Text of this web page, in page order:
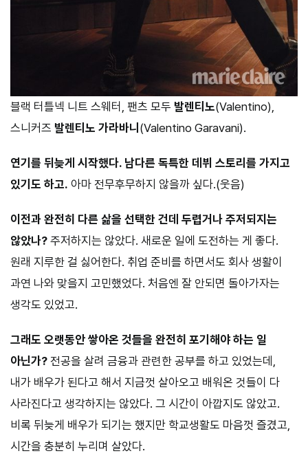
블랙 터틀넥 니트 스웨터, 팬츠 모두 발렌티노(Valentino),
스니커즈 발렌티노 가라바니 (Valentino Garavani).
연기를 뒤늦게 시작했다. 남다른 독특한 데뷔 스토리를 가지고
있기도 하고. 아마 전무후무하지 않을까 싶다.(웃음)
이전과 완전히 다른 삶을 선택한 건데 두렵거나 주저되지는
않았나? 주저하지는 않았다. 새로운 일에 도전하는 게 좋다.
원래 지루한 걸 싫어한다. 취업 준비를 하면서도 회사 생활이
과연 나와 맞을지 고민했었다. 처음엔 잘 안되면 돌아가자는
생각도 있었고.
그래도 오랫동안 쌓아온 것들을 완전히 포기해야 하는 일
아닌가? 전공을 살려 금융과 관련한 공부를 하고 있었는데,
내가 배우가 된다고 해서 지금껏 살아오고 배워온 것들이 다
사라진다고 생각하지는 않았다. 그 시간이 아깝지도 않았고.
비록 뒤늦게 배우가 되기는 했지만 학교생활도 마음껏 즐겼고,
시간을 충분히 누리며 살았다.